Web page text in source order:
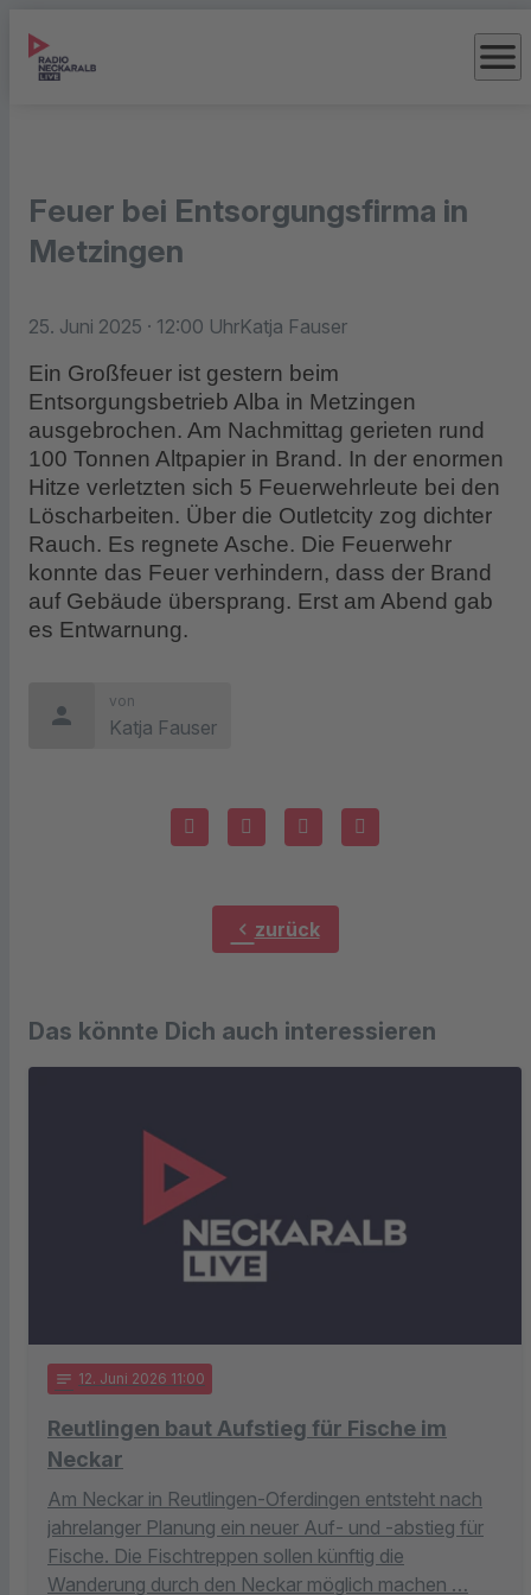
menu
Feuer bei Entsorgungsfirma in
Metzingen
25. Juni 2025 · 12:00 UhrKatja Fauser
Ein Großfeuer ist gestern beim
Entsorgungsbetrieb Alba in Metzingen
ausgebrochen. Am Nachmittag gerieten rund
100 Tonnen Altpapier in Brand. In der enormen
Hitze verletzten sich 5 Feuerwehrleute bei den
Löscharbeiten. Über die Outletcity zog dichter
Rauch. Es regnete Asche. Die Feuerwehr
konnte das Feuer verhindern, dass der Brand
auf Gebäude übersprang. Erst am Abend gab
es Entwarnung.
person
von
Katja Fauser
chevron_left zurück
Das könnte Dich auch interessieren
notes 12. Juni 2026 11:00
Reutlingen baut Aufstieg für Fische im
Neckar
Am Neckar in Reutlingen-Oferdingen entsteht nach
jahrelanger Planung ein neuer Auf- und -abstieg für
Fische. Die Fischtreppen sollen künftig die
Wanderung durch den Neckar möglich machen …